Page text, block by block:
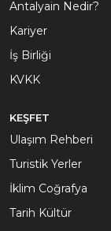
Antalyain Nedir?
Kariyer
İş Birliği
KVKK
KEŞFET
Ulaşım Rehberi
Turistik Yerler
İklim Coğrafya
Tarih Kültür